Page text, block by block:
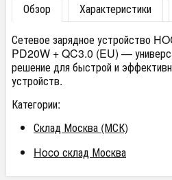
Обзор Характеристики
Сетевое зарядное устройство
PD20W + QC3.0 (EU) —
решение для быстрой и
устройств.
Категории:
Склад Москва (МСК)
Hoco склад Москва